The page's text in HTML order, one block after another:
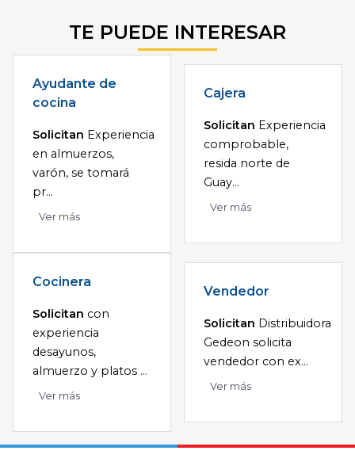
TE PUEDE INTERESAR
Ayudante de
cocina
Solicitan Experiencia
en almuerzos,
varón, se tomará
pr...
Ver más
Cajera
Solicitan Experiencia
comprobable,
resida norte de
Guay...
Ver más
Cocinera
Solicitan con
experiencia
desayunos,
almuerzo y platos ...
Ver más
Vendedor
Solicitan Distribuidora
Gedeon solicita
vendedor con ex...
Ver más